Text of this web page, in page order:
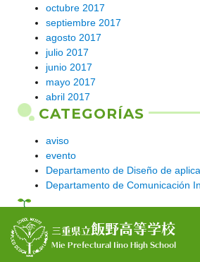
octubre 2017
septiembre 2017
agosto 2017
julio 2017
junio 2017
mayo 2017
abril 2017
CATEGORÍAS
aviso
evento
Departamento de Diseño de
Departamento de Comunicación
三重県立飯野高等学校
Mie Prefectural Iino High School